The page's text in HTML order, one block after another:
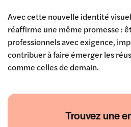
Trouvez une
Avec cette nouvelle identité
réaffirme une même promesse :
professionnels avec exigence,
contribuer à faire émerger les
comme celles de demain.